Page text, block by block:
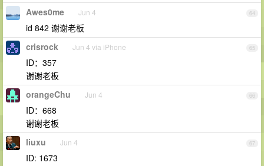
64
Awes0me Jun 4
id 842 谢谢老板
65
crisrock Jun 4 via iPhone
ID：357
谢谢老板
66
orangeChu Jun 4
ID：668
谢谢老板
67
liuxu Jun 4
ID: 1673